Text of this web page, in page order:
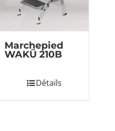
Marchepied
WAKÜ 210B
Détails